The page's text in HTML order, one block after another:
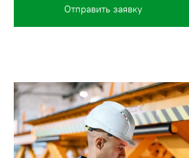
Отправить заявку